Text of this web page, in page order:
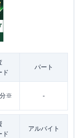
ド
パート
※ -
ド
アルバイト